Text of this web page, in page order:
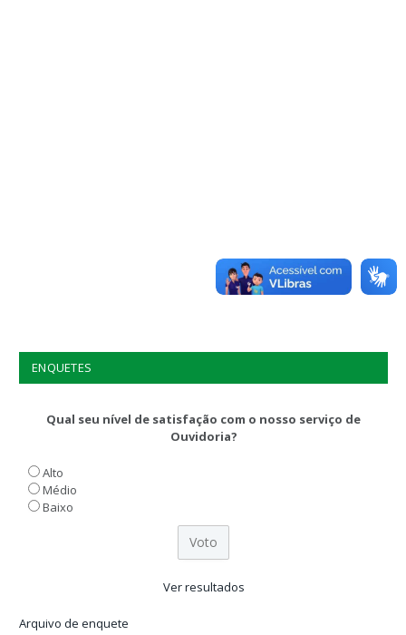
ENQUETES
Qual seu nível de satisfação com o nosso serviço de
Ouvidoria?
Alto
Médio
Baixo
Ver resultados
Arquivo de enquete